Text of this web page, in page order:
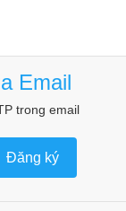
Email
trong email
Đăng ký